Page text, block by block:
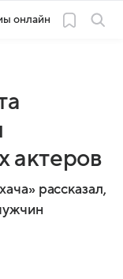
онлайн
актеров
рассказал,